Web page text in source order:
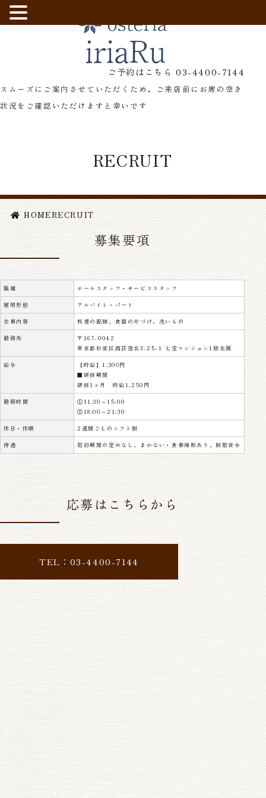
ご予約はこちら 03-4400-7144
スムーズにご案内させていただくため、ご来店前にお席の空き
状況をご確認いただけますと幸いです
RECRUIT
HOMERECRUIT
募集要項
職種 ホールスタッフ・サービススタッフ
雇用形態 アルバイト・パート
仕事内容 料理の配膳、食器の片づけ、洗いもの
勤務先
〒167-0042
東京都杉並区西荻窪北3-25-1 七宝マンション1階北側
給与
【時給】1,300円
■研修期間
研修1ヵ月 時給1,250円
勤務時間
①11:30～15:00
②18:00～21:30
休日・休暇 2週間ごとのシフト制
待遇 契約期間の定めなし、まかない・食事補助あり、制服貸与
応募はこちらから
TEL：03-4400-7144